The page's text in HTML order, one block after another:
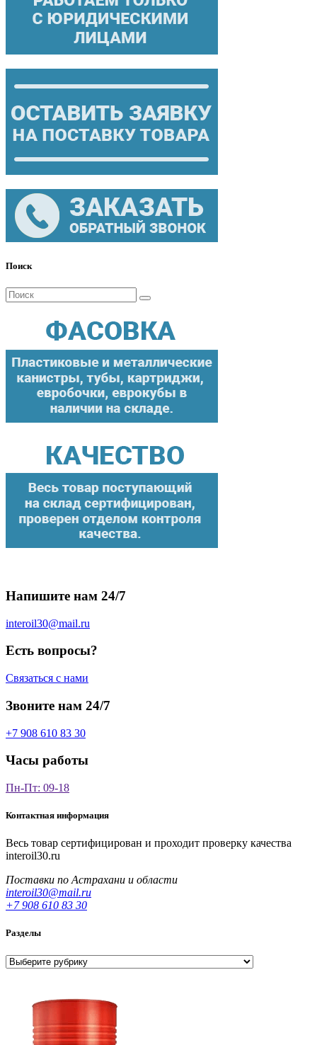
Поиск
Поиск
для:
Напишите нам 24/7
interoil30@mail.ru
Есть вопросы?
Связаться с нами
Звоните нам 24/7
+7 908 610 83 30
Часы работы
Пн-Пт: 09-18
Контактная информация
Весь товар сертифицирован и проходит проверку качества
interoil30.ru
Поставки по Астрахани и области
interoil30@mail.ru
+7 908 610 83 30
Разделы
Разделы